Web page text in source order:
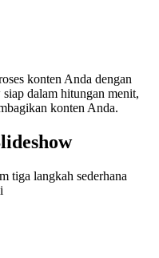
konten Anda dengan
dalam hitungan menit,
konten Anda.
tiga langkah sederhana